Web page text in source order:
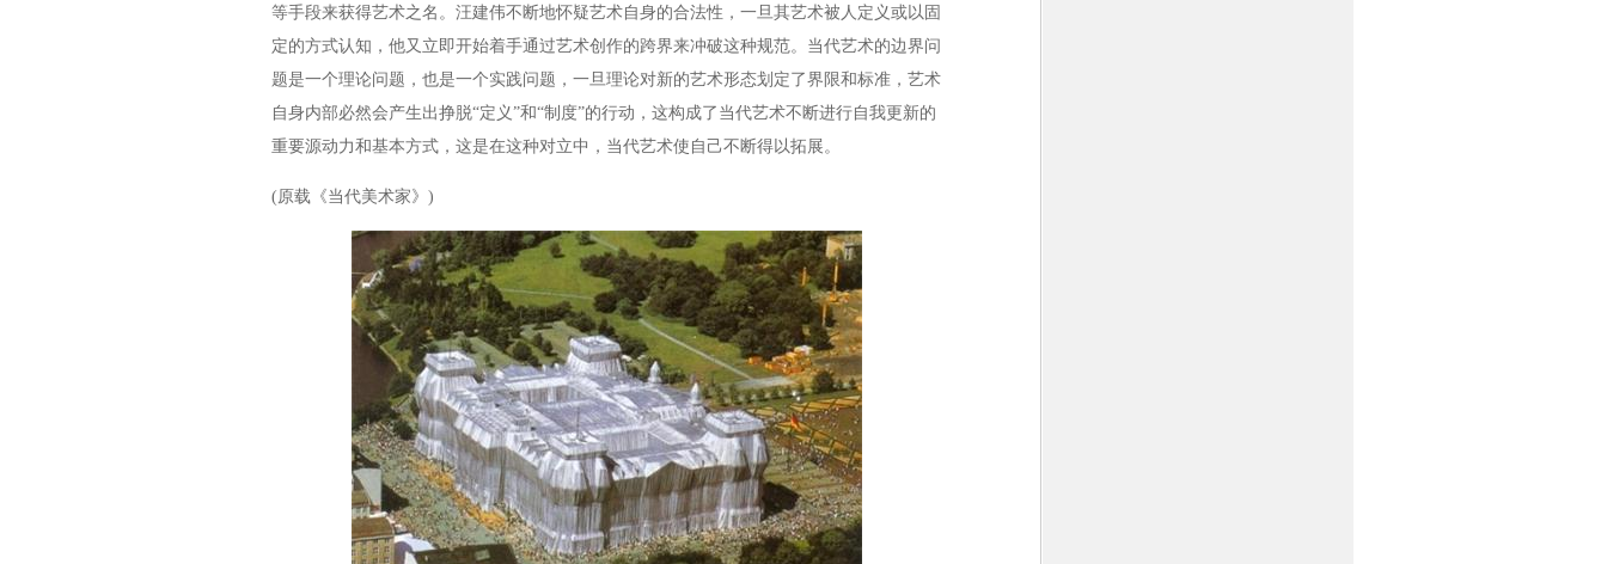
等手段来获得艺术之名。汪建伟不断地怀疑艺术自身的合法性，一旦其艺术被人定义或以固
定的方式认知，他又立即开始着手通过艺术创作的跨界来冲破这种规范。当代艺术的边界问
题是一个理论问题，也是一个实践问题，一旦理论对新的艺术形态划定了界限和标准，艺术
自身内部必然会产生出挣脱“定义”和“制度”的行动，这构成了当代艺术不断进行自我更新的
重要源动力和基本方式，这是在这种对立中，当代艺术使自己不断得以拓展。
(原载《当代美术家》)